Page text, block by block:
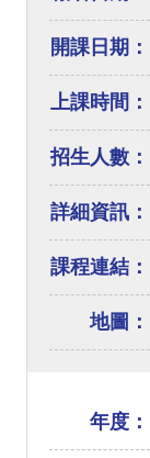
開課日期：
上課時間：
招生人數：
詳細資訊：
課程連結：
地圖：
年度：